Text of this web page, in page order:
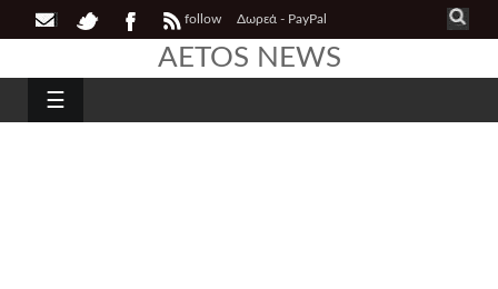
follow Δωρεά - PayPal
AETOS NEWS
☰